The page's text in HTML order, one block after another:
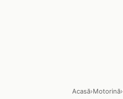
Acasă›Motorină›